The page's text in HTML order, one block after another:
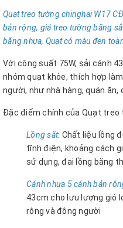
Quạt treo tường chinghai W17
bản rộng, giá treo tường bằng
bằng nhựa, Quạt có màu đen
Với công suất 75W, sải cánh
nhóm quạt khỏe, thích hợp
người, như nhà hàng, quán ăn,
Đặc điểm chính của Quạt treo
Lồng sắt: Chất liệu lồng
tĩnh điện, khoảng cách
sử dụng, đai lồng bằng
Cánh nhựa 5 cánh bản
43cm cho lưu lượng gió
rộng và đông người